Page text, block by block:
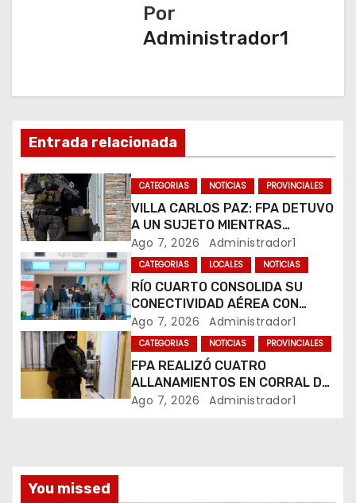
ó
n
d
e
e
n
t
a
Por
Administrador1
Entrada relacionada
CATEGORIAS NOTICIAS PROVINCIALES
VILLA CARLOS PAZ: FPA DETUVO
A UN SUJETO MIENTRAS
COMERCIALIZABA COCAÍNA Y
MARIHUANA EN UNA PLAZA
Ago 7, 2026 Administrador1
CATEGORIAS LOCALES NOTICIAS
RÍO CUARTO CONSOLIDA SU
CONECTIVIDAD AÉREA CON
CUATRO VUELOS SEMANALES A
BUENOS AIRES
Ago 7, 2026 Administrador1
CATEGORIAS NOTICIAS PROVINCIALES
FPA REALIZÓ CUATRO
ALLANAMIENTOS EN CORRAL DE
BUSTOS-IFFLINGER
Ago 7, 2026 Administrador1
You missed